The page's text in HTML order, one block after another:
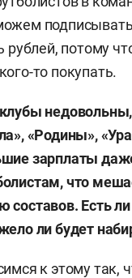
подписывать
рублей, потому
то покупать.
недовольны,
«Родины»,
зарплаты
что
Есть ли
ли будет
к этому так,